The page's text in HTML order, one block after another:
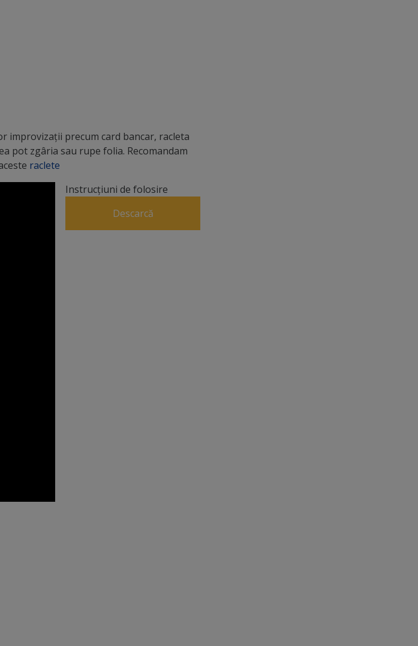
improvizații precum card bancar, racleta
pot zgâria sau rupe folia. Recomandam
raclete
Instrucțiuni de folosire
Descarcă